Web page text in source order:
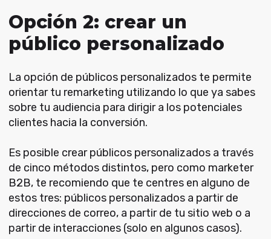
Opción 2: crear un
público personalizado
La opción de públicos personalizados te permite
orientar tu remarketing utilizando lo que ya sabes
sobre tu audiencia para dirigir a los potenciales
clientes hacia la conversión.
Es posible crear públicos personalizados a través
de cinco métodos distintos, pero como marketer
B2B, te recomiendo que te centres en alguno de
estos tres: públicos personalizados a partir de
direcciones de correo, a partir de tu sitio web o a
partir de interacciones (solo en algunos casos).